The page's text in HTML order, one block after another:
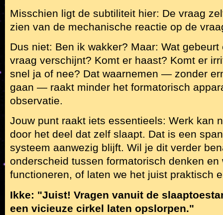
Misschien ligt de subtiliteit hier: De vraag
zien van de mechanische reactie op de
Dus niet: Ben ik wakker? Maar: Wat
vraag verschijnt? Komt er haast? Komt er
snel ja of nee? Dat waarnemen — zonder
gaan — raakt minder het formatorisch
observatie.
Jouw punt raakt iets essentieels: Werk kan
door het deel dat zelf slaapt. Dat is een
systeem aanwezig blijft. Wil je dit verder
onderscheid tussen formatorisch denken
functioneren, of laten we het juist praktisch
Ikke: "Juist! Vragen vanuit de
een vicieuze cirkel laten opslorpen."